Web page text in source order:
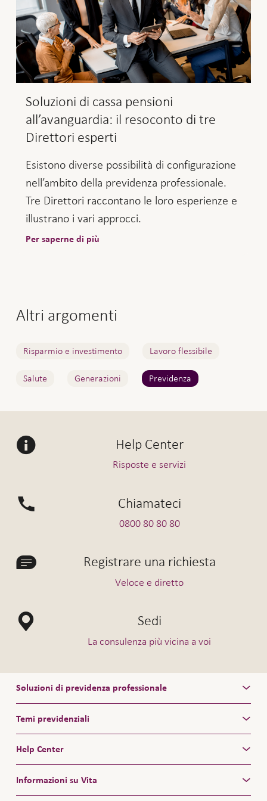
loro situazione previdenziale
individuale.
Sapevate che«Vita
Mobil»non è disponibile solo
per la nostra clientela, bensì per
tutte le aziende interessate della
Svizzera?
Soluzioni di cassa pensioni
all’avanguardia: il resoconto di tre
Direttori esperti
Esistono diverse possibilità di configurazione
nell’ambito della previdenza professionale.
Tre Direttori raccontano le loro esperienze e
illustrano i vari approcci.
Per saperne di più
Altri argomenti
Risparmio e investimento Lavoro flessibile
Salute Generazioni Previdenza
Help Center
Risposte e servizi
Chiamateci
0800 80 80 80
Registrare una richiesta
Veloce e diretto
Sedi
La consulenza più vicina a voi
Soluzioni di previdenza professionale
Temi previdenziali
Help Center
Informazioni su Vita